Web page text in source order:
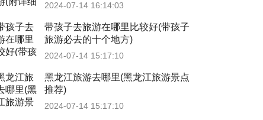
2024-07-14 16:14:03
带孩子去旅游在哪里比较好(带孩子
旅游必去的十个地方)
2024-07-14 15:17:10
黑龙江旅游去哪里(黑龙江旅游景点
推荐)
2024-07-14 15:17:10